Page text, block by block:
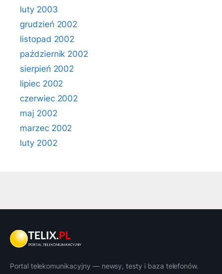
luty 2003
grudzień 2002
listopad 2002
październik 2002
sierpień 2002
lipiec 2002
czerwiec 2002
maj 2002
marzec 2002
luty 2002
Portal telekomunikacyjny — newsy, testy i baza telefonów.